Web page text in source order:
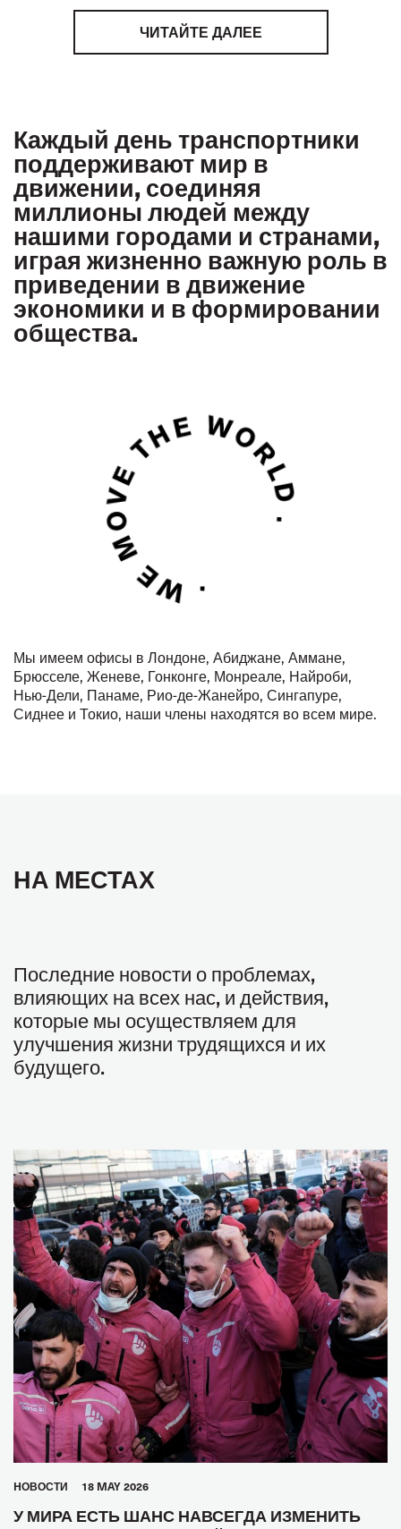
ЧИТАЙТЕ ДАЛЕЕ
Каждый день транспортники
поддерживают мир в
движении, соединяя
миллионы людей между
нашими городами и странами,
играя жизненно важную роль в
приведении в движение
экономики и в формировании
общества.
Мы имеем офисы в Лондоне, Абиджане, Аммане,
Брюсселе, Женеве, Гонконге, Монреале, Найроби,
Нью-Дели, Панаме, Рио-де-Жанейро, Сингапуре,
Сиднее и Токио, наши члены находятся во всем мире.
НА МЕСТАХ
Последние новости о проблемах,
влияющих на всех нас, и действия,
которые мы осуществляем для
улучшения жизни трудящихся и их
будущего.
HОВОСТИ 18 MAY 2026
У МИРА ЕСТЬ ШАНС НАВСЕГДА ИЗМЕНИТЬ